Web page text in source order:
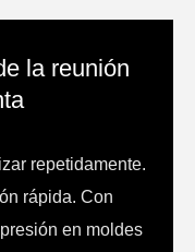
la reunión
repetidamente.
rápida. Con
en moldes